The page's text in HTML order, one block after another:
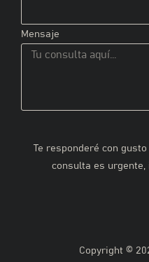
Mensaje
Te responderé con
consulta es urgente,
Copyright ©